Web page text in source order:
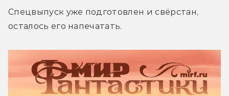
Спецвыпуск уже подготовлен и свёрстан,
осталось его напечатать.